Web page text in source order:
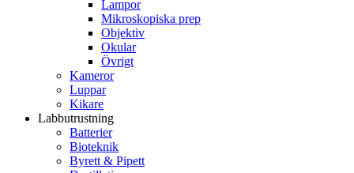
Lampor
Mikroskopiska prep
Objektiv
Okular
Övrigt
Kameror
Luppar
Kikare
Labbutrustning
Batterier
Bioteknik
Byrett & Pipett